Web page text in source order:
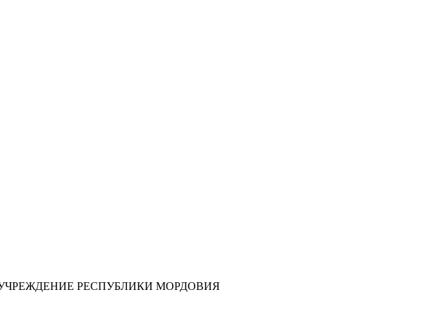
РЕСПУБЛИКИ МОРДОВИЯ